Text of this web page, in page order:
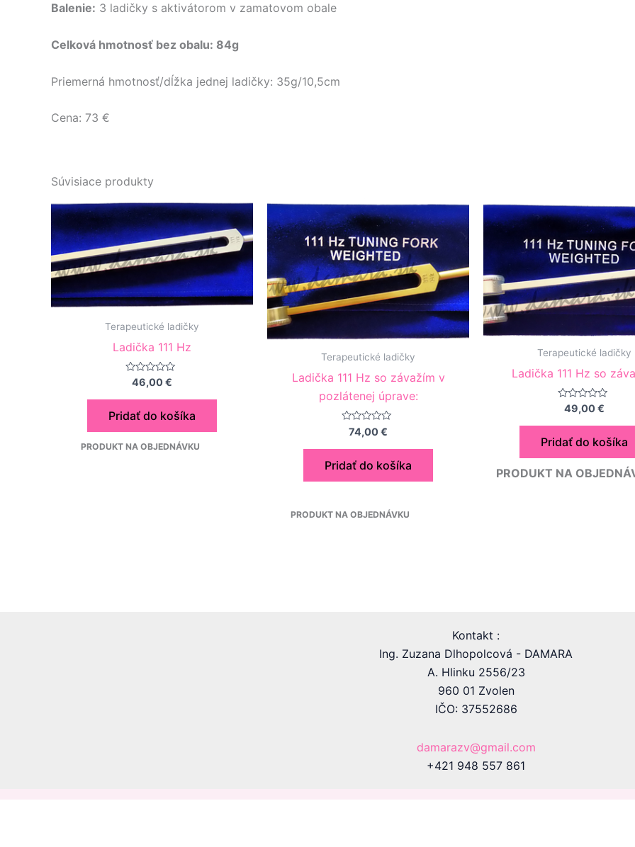
Balenie: 3 ladičky s aktivátorom v zamatovom obale
Celková hmotnosť bez obalu: 84g
Priemerná hmotnosť/dĺžka jednej ladičky: 35g/10,5cm
Cena: 73 €
Súvisiace produkty
Terapeutické ladičky
Ladička 111 Hz
Hodnotenie
z
46,00€
Pridať do košíka
PRODUKT NA OBJEDNÁVKU
Terapeutické ladičky
Ladička 111 Hz so závažím v
pozlátenej úprave:
Hodnotenie
z
74,00€
Pridať do košíka
PRODUKT NA OBJEDNÁVKU
Terapeutické ladičky
Ladička 111 Hz so
Hodnotenie
z
49,00€
Pridať do košíka
PRODUKT NA
Kontakt :
Ing. Zuzana Dlhopolcová - DAMARA
A. Hlinku 2556/23
960 01 Zvolen
IČO: 37552686
damarazv@gmail.com
+421 948 557 861